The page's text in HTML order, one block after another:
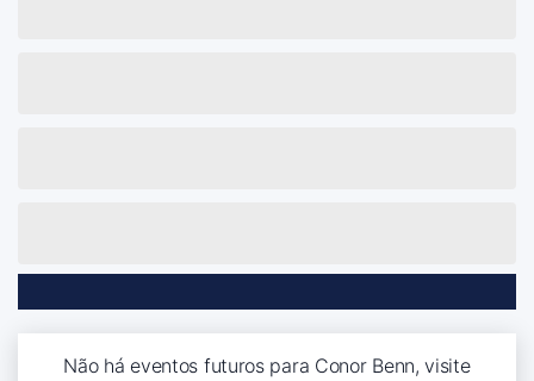
Não há eventos futuros para Conor Benn, visite